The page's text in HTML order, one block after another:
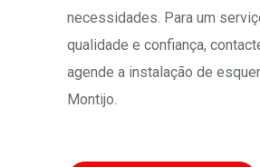
necessidades. Para um
qualidade e confiança,
agende a instalação de
Montijo.